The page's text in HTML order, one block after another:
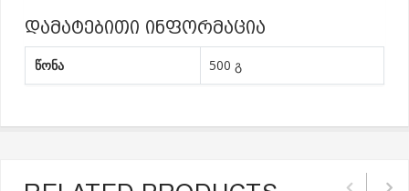
დამატებითი ინფორმაცია
წონა 500 გ